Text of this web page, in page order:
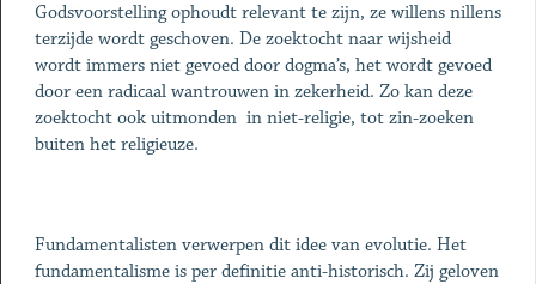
Godsvoorstelling ophoudt relevant te zijn, ze willens nillens
terzijde wordt geschoven. De zoektocht naar wijsheid
wordt immers niet gevoed door dogma’s, het wordt gevoed
door een radicaal wantrouwen in zekerheid. Zo kan deze
zoektocht ook uitmonden in niet-religie, tot zin-zoeken
buiten het religieuze.
Fundamentalisten verwerpen dit idee van evolutie. Het
fundamentalisme is per definitie anti-historisch. Zij geloven